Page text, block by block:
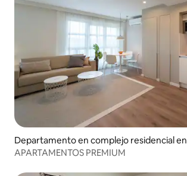
Departamento en complejo residencial en
uintanadueñas
APARTAMENTOS PREMIUM